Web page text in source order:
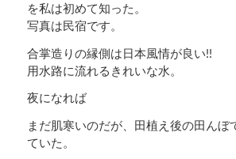
を私は初めて知った。
写真は民宿です。
合掌造りの縁側は日本風情が良い!!
用水路に流れるきれいな水。
夜になれば
まだ肌寒いのだが、田植え後の田んぼ
ていた。